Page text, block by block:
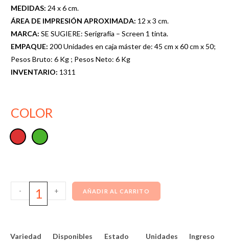
MEDIDAS: 24 x 6 cm.
ÁREA DE IMPRESIÓN APROXIMADA: 12 x 3 cm.
MARCA: SE SUGIERE: Serigrafía – Screen 1 tinta.
EMPAQUE: 200 Unidades en caja máster de: 45 cm x 60 cm x 50;
Pesos Bruto: 6 Kg ; Pesos Neto: 6 Kg
INVENTARIO: 1311
COLOR
- + AÑADIR AL CARRITO
Variedad
Disponibles
Estado
Unidades
Ingreso